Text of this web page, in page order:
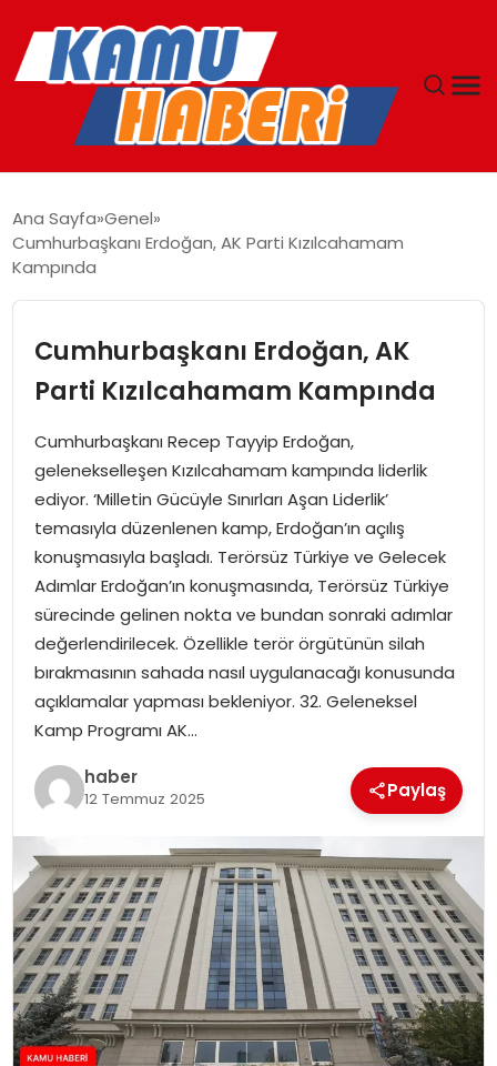
YAŞAM
EKONOMI
SPOR
TEKNOLOJI
EĞITIM
GENEL
Ana Sayfa Genel
Cumhurbaşkanı Erdoğan, AK Parti Kızılcahamam
Kampında
Cumhurbaşkanı Erdoğan, AK
Parti Kızılcahamam Kampında
Cumhurbaşkanı Recep Tayyip Erdoğan,
gelenekselleşen Kızılcahamam kampında liderlik
ediyor. ‘Milletin Gücüyle Sınırları Aşan Liderlik’
temasıyla düzenlenen kamp, Erdoğan’ın açılış
konuşmasıyla başladı. Terörsüz Türkiye ve Gelecek
Adımlar Erdoğan’ın konuşmasında, Terörsüz Türkiye
sürecinde gelinen nokta ve bundan sonraki adımlar
değerlendirilecek. Özellikle terör örgütünün silah
bırakmasının sahada nasıl uygulanacağı konusunda
açıklamalar yapması bekleniyor. 32. Geleneksel
Kamp Programı AK…
haber
12 Temmuz 2025 Paylaş